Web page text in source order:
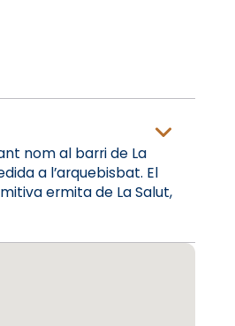
nom al barri de La
a l’arquebisbat. El
ermita de La Salut,